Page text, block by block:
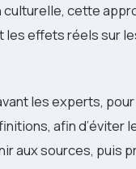
culturelle, cette
effets réels sur
les experts,
afin d’éviter
aux sources, puis